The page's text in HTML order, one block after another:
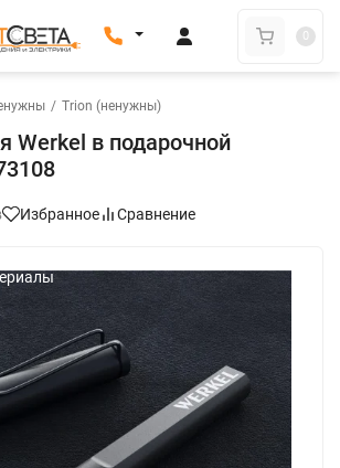
0
/ Trion (ненужны)
Werkel в подарочной
Избранное Сравнение